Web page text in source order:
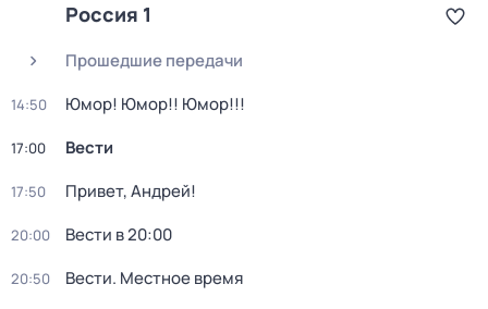
Россия 1
Прошедшие передачи
14:50 Юмор! Юмор!! Юмор!!!
17:00 Вести
17:50 Привет, Андрей!
20:00 Вести в 20:00
20:50
Вести. Местное время